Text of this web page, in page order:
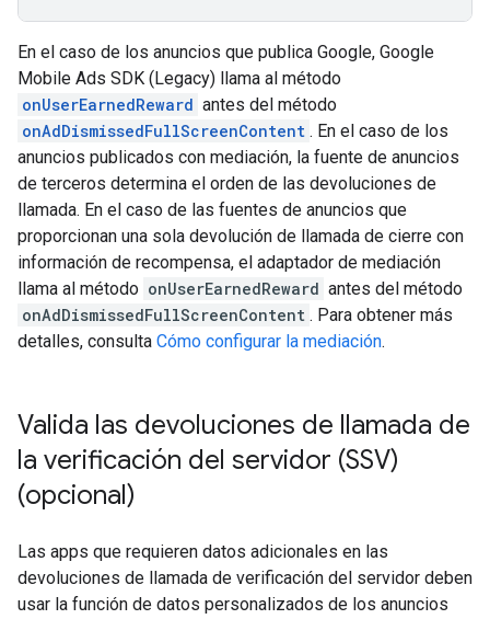
En el caso de los anuncios que publica Google, Google
Mobile Ads SDK (Legacy) llama al método
onUserEarnedReward antes del método
onAdDismissedFullScreenContent . En el caso de los
anuncios publicados con mediación, la fuente de anuncios
de terceros determina el orden de las devoluciones de
llamada. En el caso de las fuentes de anuncios que
proporcionan una sola devolución de llamada de cierre con
información de recompensa, el adaptador de mediación
llama al método onUserEarnedReward antes del método
onAdDismissedFullScreenContent . Para obtener más
detalles, consulta Cómo configurar la mediación.
Valida las devoluciones de llamada de
la verificación del servidor (SSV)
(opcional)
Las apps que requieren datos adicionales en las
devoluciones de llamada de verificación del servidor deben
usar la función de datos personalizados de los anuncios